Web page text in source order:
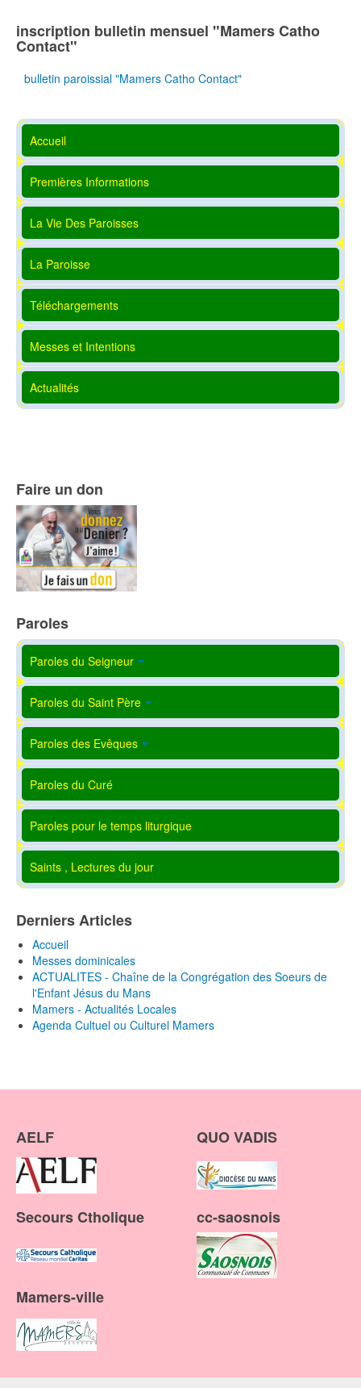
inscription bulletin mensuel "Mamers Catho
Contact"
bulletin paroissial "Mamers Catho Contact"
Accueil
Premières Informations
La Vie Des Paroisses
La Paroisse
Téléchargements
Messes et Intentions
Actualités
Faire un don
Paroles
Paroles du Seigneur
Paroles du Saint Père
Paroles des Evêques
Paroles du Curé
Paroles pour le temps liturgique
Saints , Lectures du jour
Derniers Articles
Accueil
Messes dominicales
ACTUALITES - Chaîne de la Congrégation des Soeurs de
l'Enfant Jésus du Mans
Mamers - Actualités Locales
Agenda Cultuel ou Culturel Mamers
AELF QUO VADIS
Secours Ctholique cc-saosnois
Mamers-ville